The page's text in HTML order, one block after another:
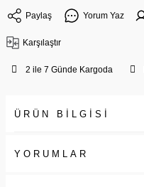
Paylaş Yorum Yaz
Karşılaştır
2 ile 7 Günde Kargoda
ÜRÜN BİLGİSİ
YORUMLAR